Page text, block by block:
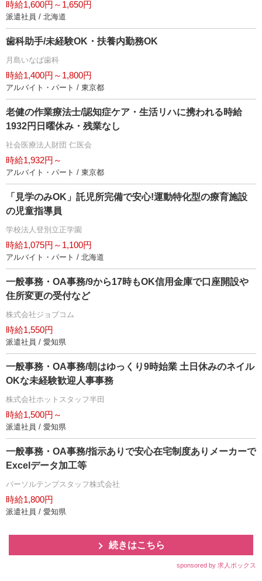
時給1,600円～1,650円
派遣社員 / 北海道
歯科助手/未経験OK・扶養内勤務OK
月島いなば歯科
時給1,400円～1,800円
アルバイト・パート / 東京都
老健の作業療法士/認知症ケア・生活リハに携われる時給
1932円日曜休み・残業なし
社会医療法人財団 仁医会
時給1,932円～
アルバイト・パート / 東京都
「見学のみOK」託児所完備で安心!運動特化型の療育施設
の児童指導員
学校法人登別立正学園
時給1,075円～1,100円
アルバイト・パート / 北海道
一般事務・OA事務/9から17時もOK信用金庫で口座開設
住所変更の受付など
株式会社ジョブコム
時給1,550円
派遣社員 / 愛知県
一般事務・OA事務/朝はゆっくり9時始業 土日休みのネイル
OKな未経験歓迎人事事務
株式会社ホットスタッフ半田
時給1,500円～
派遣社員 / 愛知県
一般事務・OA事務/指示ありで安心在宅制度ありメーカーで
Excelデータ加工等
パーソルテンプスタッフ株式会社
時給1,800円
派遣社員 / 愛知県
続きはこちら
sponsored by 求人ボックス